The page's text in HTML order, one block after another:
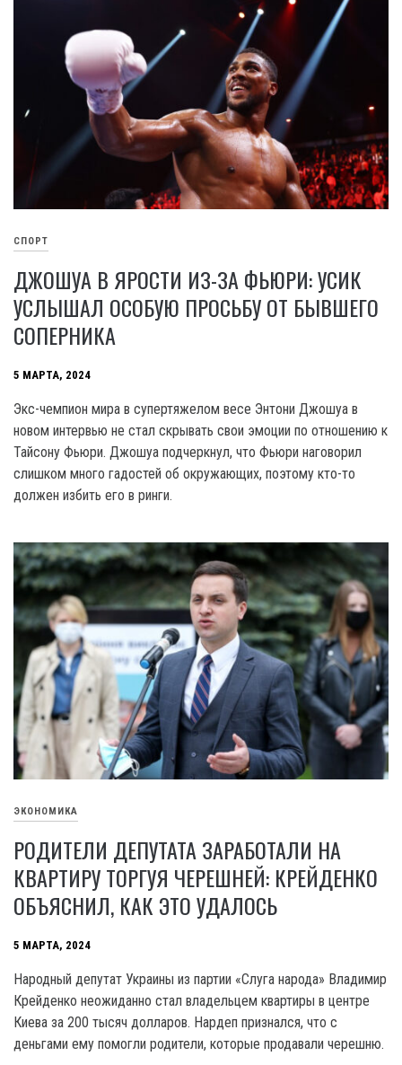
СПОРТ
ДЖОШУА В ЯРОСТИ ИЗ-ЗА ФЬЮРИ: УСИК
УСЛЫШАЛ ОСОБУЮ ПРОСЬБУ ОТ БЫВШЕГО
СОПЕРНИКА
5 МАРТА, 2024
Экс-чемпион мира в супертяжелом весе Энтони Джошуа в
новом интервью не стал скрывать свои эмоции по отношению к
Тайсону Фьюри. Джошуа подчеркнул, что Фьюри наговорил
слишком много гадостей об окружающих, поэтому кто-то
должен избить его в ринги.
ЭКОНОМИКА
РОДИТЕЛИ ДЕПУТАТА ЗАРАБОТАЛИ НА
КВАРТИРУ ТОРГУЯ ЧЕРЕШНЕЙ: КРЕЙДЕНКО
ОБЪЯСНИЛ, КАК ЭТО УДАЛОСЬ
5 МАРТА, 2024
Народный депутат Украины из партии «Слуга народа» Владимир
Крейденко неожиданно стал владельцем квартиры в центре
Киева за 200 тысяч долларов. Нардеп признался, что с
деньгами ему помогли родители, которые продавали черешню.